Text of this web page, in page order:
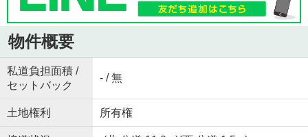
物件概要
私道負担面積 /
セットバック
- / 無
土地権利 所有権